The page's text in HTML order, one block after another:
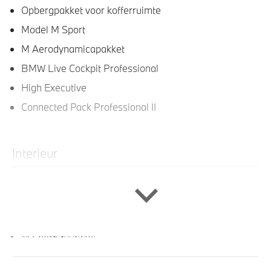
Opbergpakket voor kofferruimte
Model M Sport
M Aerodynamicapakket
BMW Live Cockpit Professional
High Executive
Connected Pack Professional II
Interieur
M Sportstuurwiel
M Interieurlijsten Aluminium Tetragon